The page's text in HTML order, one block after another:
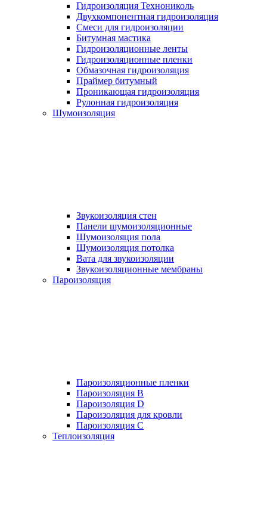
Гидроизоляция Технониколь
Двухкомпонентная гидроизоляция
Смеси для гидроизоляции
Битумная мастика
Гидроизоляционные ленты
Гидроизоляционные пленки
Обмазочная гидроизоляция
Праймер битумный
Проникающая гидроизоляция
Рулонная гидроизоляция
Шумоизоляция
Звукоизоляция стен
Панели шумоизоляционные
Шумоизоляция пола
Шумоизоляция потолка
Вата для звукоизоляции
Звукоизоляционные мембраны
Пароизоляция
Пароизоляционные пленки
Пароизоляция B
Пароизоляция D
Пароизоляция для кровли
Пароизоляция С
Теплоизоляция